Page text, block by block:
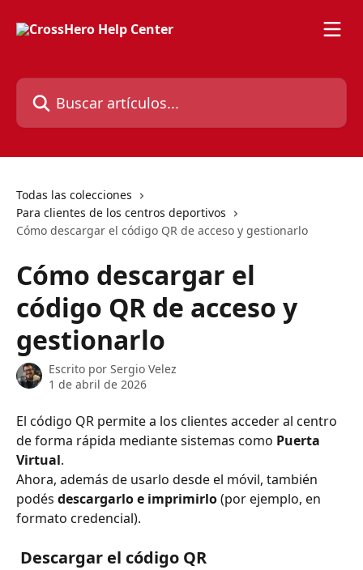
Buscar artículos...
Todas las colecciones
Para clientes de los centros deportivos
Cómo descargar el código QR de acceso y gestionarlo
Cómo descargar el
código QR de acceso y
gestionarlo
Escrito por Sergio Velez
1 de abril de 2026
El código QR permite a los clientes acceder al centro
de forma rápida mediante sistemas como Puerta
Virtual.
Ahora, además de usarlo desde el móvil, también
podés descargarlo e imprimirlo (por ejemplo, en
formato credencial).
Descargar el código QR